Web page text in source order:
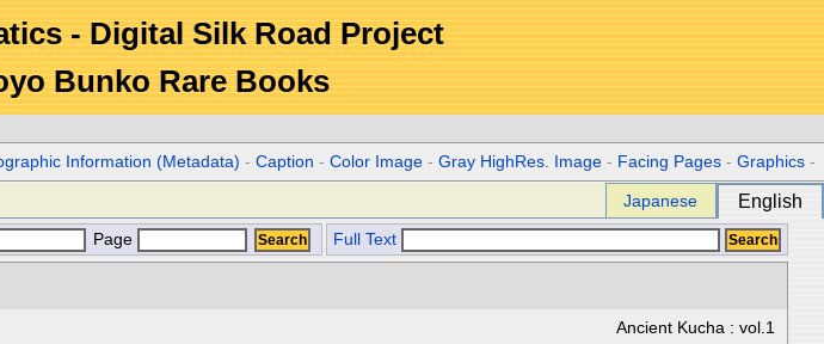
- Digital Silk Road Project
Bunko Rare Books
Information (Metadata) -Caption -Color Image -Gray HighRes. Image - Facing Pages -Graphics -
Japanese English
Page Full Text
Ancient Kucha : vol.1